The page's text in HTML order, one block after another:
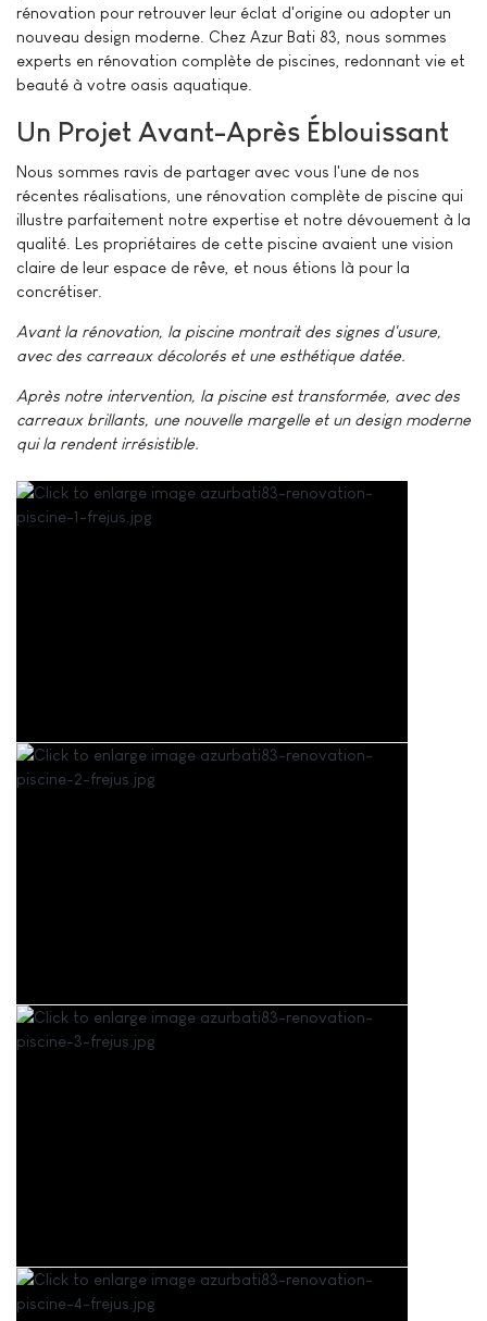
rénovation pour retrouver leur éclat d'origine ou adopter un
nouveau design moderne. Chez Azur Bati 83, nous sommes
experts en rénovation complète de piscines, redonnant vie et
beauté à votre oasis aquatique.
Un Projet Avant-Après Éblouissant
Nous sommes ravis de partager avec vous l'une de nos
récentes réalisations, une rénovation complète de piscine qui
illustre parfaitement notre expertise et notre dévouement à la
qualité. Les propriétaires de cette piscine avaient une vision
claire de leur espace de rêve, et nous étions là pour la
concrétiser.
Avant la rénovation, la piscine montrait des signes d'usure,
avec des carreaux décolorés et une esthétique datée.
Après notre intervention, la piscine est transformée, avec des
carreaux brillants, une nouvelle margelle et un design moderne
qui la rendent irrésistible.